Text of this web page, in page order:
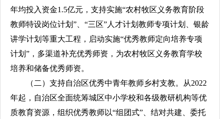
年均投入资金1.5亿元，支持实施“农村牧区义务教育阶段
教师特设岗位计划”、“三区”人才计划教师专项计划、银龄
讲学计划等重大工程，启动实施“优秀教师定向培养专项
计划”，多渠道补充优秀师资，为农村牧区义务教育学校
培养和储备优秀师资。
（二）支持自治区优秀中青年教师乡村支教。从2022
年起，自治区全面统筹城区中小学校和各级教研机构等优
质教育资源，组织优秀教师以“组团式”、结对共建、委托